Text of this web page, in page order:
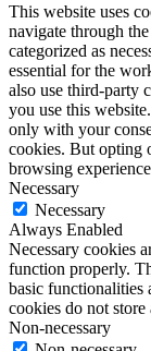
This website uses
navigate through
categorized as
essential for the
also use third-party
you use this
only with your
cookies. But opting
browsing
Necessary
Necessary
Always Enabled
Necessary cookies
function properly.
basic functionalities
cookies do not
Non-necessary